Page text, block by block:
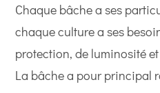
Chaque bâche a ses
chaque culture a ses
protection, de luminosité
La bâche a pour principal